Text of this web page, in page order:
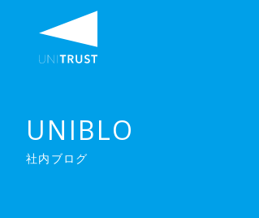
UNIBLO
社内ブログ